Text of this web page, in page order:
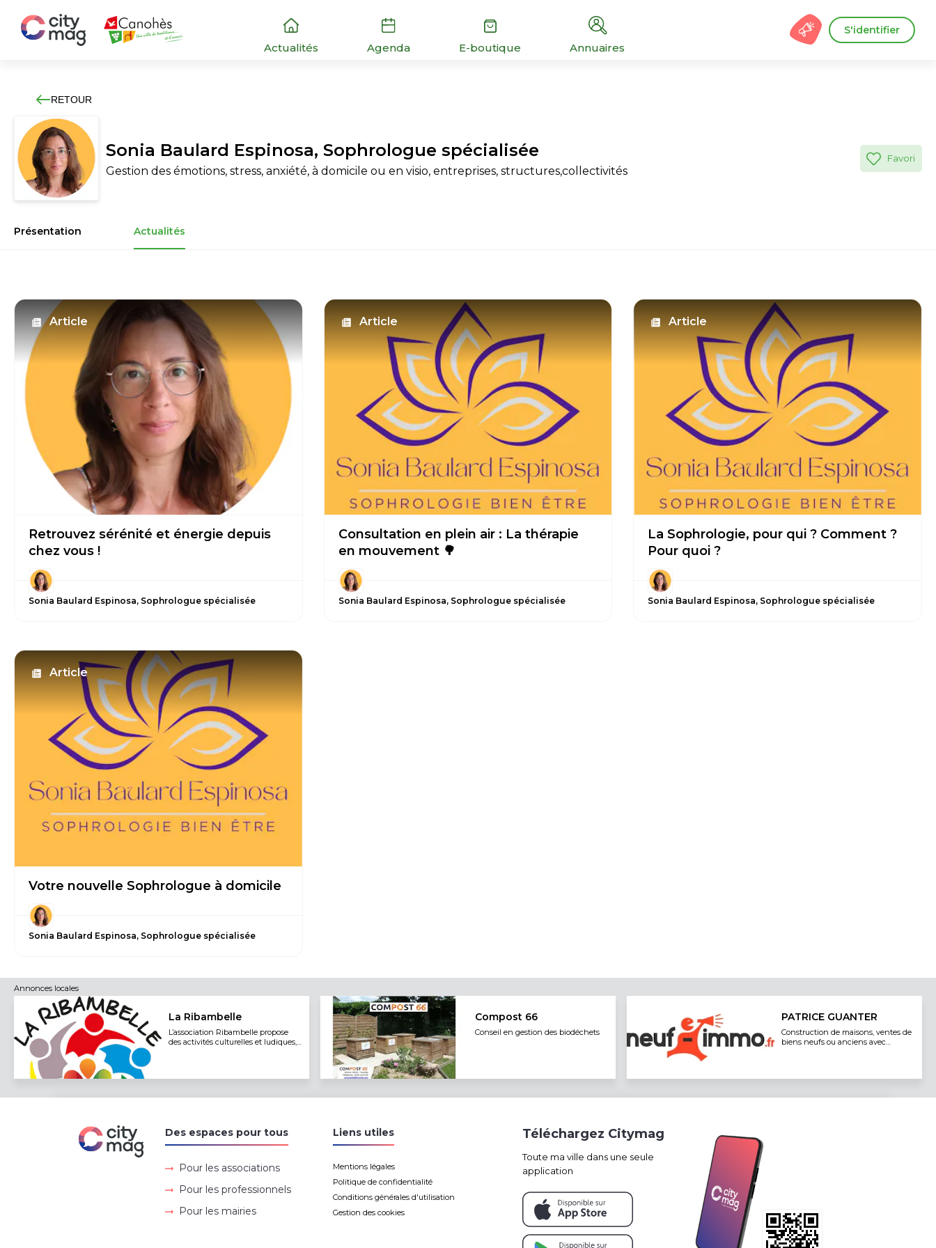
Actualités Agenda E-boutique Annuaires
S'identifier
RETOUR
Sonia Baulard Espinosa, Sophrologue spécialisée
Gestion des émotions, stress, anxiété, à domicile ou en visio, entreprises, structures,collectivités
Favori
Présentation Actualités
Article
Retrouvez sérénité et énergie depuis
chez vous !
Sonia Baulard Espinosa, Sophrologue spécialisée
Article
Consultation en plein air : La thérapie
en mouvement 🌳
Sonia Baulard Espinosa, Sophrologue spécialisée
Article
La Sophrologie, pour qui ? Comment ?
Pour quoi ?
Sonia Baulard Espinosa, Sophrologue spécialisée
Article
Votre nouvelle Sophrologue à domicile
Sonia Baulard Espinosa, Sophrologue spécialisée
Annonces locales
La Ribambelle
L’association Ribambelle propose
des activités culturelles et ludiques,
Compost 66
Conseil en gestion des biodéchets
PATRICE GUANTER
Construction de maisons, ventes de
biens neufs ou anciens avec
Des espaces pour tous
Pour les associations
Pour les professionnels
Pour les mairies
Liens utiles
Mentions légales
Politique de confidentialité
Conditions générales d'utilisation
Gestion des cookies
Téléchargez Citymag
Toute ma ville dans une seule
application